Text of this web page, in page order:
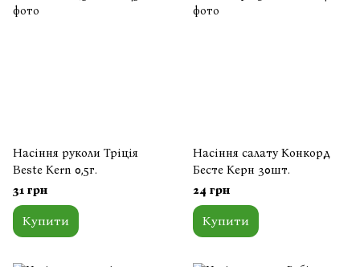
Насіння руколи Тріція
Beste Kern 0,5г.
31 грн
Купити
Насіння салату Конкорд
Бесте Керн 30шт.
24 грн
Купити